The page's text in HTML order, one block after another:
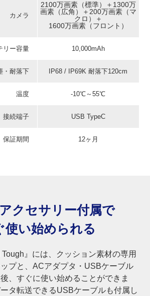
カメラ
2100万画素（標準）＋1300万
画素（広角）＋200万画素（マ
クロ）＋
1600万画素（フロント）
リー容量 10,000mAh
・耐落下 IP68 / IP69K 耐落下120cm
温度 -10℃～55℃
接続端子 USB TypeC
保証期間 12ヶ月
クセサリー付属で
使い始められる
Tough』には、クッション素材の専用
プと、ACアダプタ・USBケーブル
、すぐに使い始めることができま
タ転送できるUSBケーブルも付属し